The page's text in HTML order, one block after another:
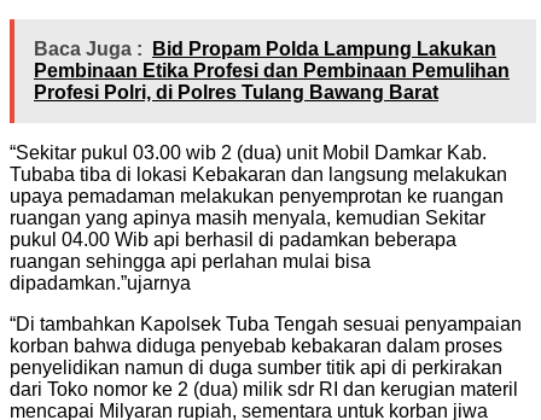
Baca Juga :
Bid Propam Polda Lampung Lakukan
Pembinaan Etika Profesi dan Pembinaan Pemulihan
Profesi Polri, di Polres Tulang Bawang Barat
“Sekitar pukul 03.00 wib 2 (dua) unit Mobil Damkar Kab.
Tubaba tiba di lokasi Kebakaran dan langsung melakukan
upaya pemadaman melakukan penyemprotan ke ruangan
ruangan yang apinya masih menyala, kemudian Sekitar
pukul 04.00 Wib api berhasil di padamkan beberapa
ruangan sehingga api perlahan mulai bisa
dipadamkan.”ujarnya
“Di tambahkan Kapolsek Tuba Tengah sesuai penyampaian
korban bahwa diduga penyebab kebakaran dalam proses
penyelidikan namun di duga sumber titik api di perkirakan
dari Toko nomor ke 2 (dua) milik sdr RI dan kerugian materil
mencapai Milyaran rupiah, sementara untuk korban jiwa